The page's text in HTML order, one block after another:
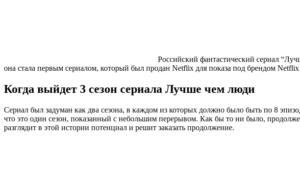
Российский фантастический сериал
она стала первым сериалом, который был продан Netflix для показа под брендом
Когда выйдет 3 сезон сериала Лучше чем люди
Сериал был задуман как два сезона, в каждом из которых должно было быть по 8
что это один сезон, показанный с небольшим перерывом. Как бы то ни было,
разглядит в этой истории потенциал и решит заказать продолжение.